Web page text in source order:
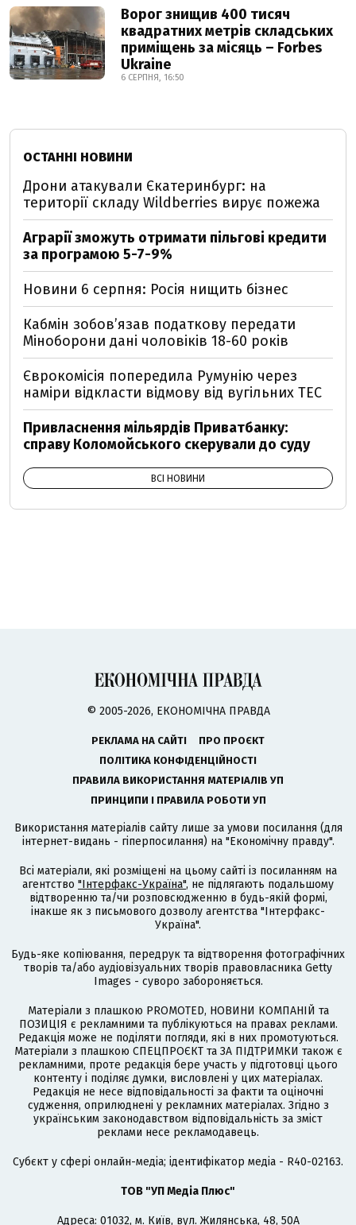
Ворог знищив 400 тисяч
квадратних метрів складських
приміщень за місяць – Forbes
Ukraine
6 СЕРПНЯ, 16:50
ОСТАННІ НОВИНИ
Дрони атакували Єкатеринбург: на
території складу Wildberries вирує пожежа
Аграрії зможуть отримати пільгові кредити
за програмою 5-7-9%
Новини 6 серпня: Росія нищить бізнес
Кабмін зобовʼязав податкову передати
Міноборони дані чоловіків 18-60 років
Єврокомісія попередила Румунію через
наміри відкласти відмову від вугільних ТЕС
Привласнення мільярдів Приватбанку:
справу Коломойського скерували до суду
ВСІ НОВИНИ
© 2005-2026, ЕКОНОМІЧНА ПРАВДА
РЕКЛАМА НА САЙТІ
ПРО ПРОЄКТ
ПОЛІТИКА КОНФІДЕНЦІЙНОСТІ
ПРАВИЛА ВИКОРИСТАННЯ МАТЕРІАЛІВ УП
ПРИНЦИПИ І ПРАВИЛА РОБОТИ УП
Використання матеріалів сайту лише за умови посилання (для
інтернет-видань - гіперпосилання) на "Економічну правду".
Всі матеріали, які розміщені на цьому сайті із посиланням на
агентство "Інтерфакс-Україна", не підлягають подальшому
відтворенню та/чи розповсюдженню в будь-якій формі,
інакше як з письмового дозволу агентства "Інтерфакс-
Україна".
Будь-яке копіювання, передрук та відтворення фотографічних
творів та/або аудіовізуальних творів правовласника Getty
Images - суворо забороняється.
Матеріали з плашкою PROMOTED, НОВИНИ КОМПАНІЙ та
ПОЗИЦІЯ є рекламними та публікуються на правах реклами.
Редакція може не поділяти погляди, які в них промотуються.
Матеріали з плашкою СПЕЦПРОЄКТ та ЗА ПІДТРИМКИ також є
рекламними, проте редакція бере участь у підготовці цього
контенту і поділяє думки, висловлені у цих матеріалах.
Редакція не несе відповідальності за факти та оціночні
судження, оприлюднені у рекламних матеріалах. Згідно з
українським законодавством відповідальність за зміст
реклами несе рекламодавець.
Cубєкт у сфері онлайн-медіа; ідентифікатор медіа - R40-02163.
ТОВ "УП Медіа Плюс"
Адреса: 01032, м. Київ, вул. Жилянська, 48, 50А